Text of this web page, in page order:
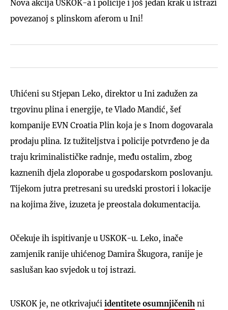
Nova akcija USKOK-a i policije i još jedan krak u istrazi
povezanoj s plinskom aferom u Ini!
Uhićeni su Stjepan Leko, direktor u Ini zadužen za
trgovinu plina i energije, te Vlado Mandić, šef
kompanije EVN Croatia Plin koja je s Inom dogovarala
prodaju plina. Iz tužiteljstva i policije potvrđeno je da
traju kriminalističke radnje, među ostalim, zbog
kaznenih djela zloporabe u gospodarskom poslovanju.
Tijekom jutra pretresani su uredski prostori i lokacije
na kojima žive, izuzeta je preostala dokumentacija.
Očekuje ih ispitivanje u USKOK-u. Leko, inače
zamjenik ranije uhićenog Damira Škugora, ranije je
saslušan kao svjedok u toj istrazi.
USKOK je, ne otkrivajući identitete osumnjičenih ni